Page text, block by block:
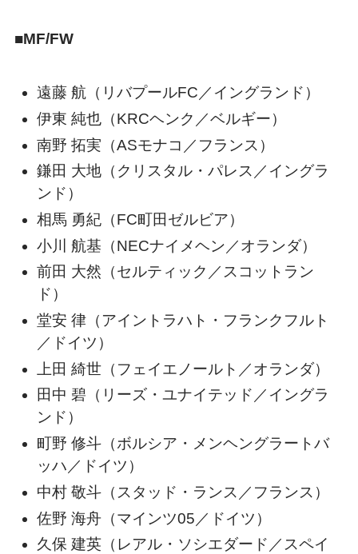
■MF/FW
遠藤 航（リバプールFC／イングランド）
伊東 純也（KRCヘンク／ベルギー）
南野 拓実（ASモナコ／フランス）
鎌田 大地（クリスタル・パレス／イングラ
ンド）
相馬 勇紀（FC町田ゼルビア）
小川 航基（NECナイメヘン／オランダ）
前田 大然（セルティック／スコットラン
ド）
堂安 律（アイントラハト・フランクフルト
／ドイツ）
上田 綺世（フェイエノールト／オランダ）
田中 碧（リーズ・ユナイテッド／イングラ
ンド）
町野 修斗（ボルシア・メンヘングラートバ
ッハ／ドイツ）
中村 敬斗（スタッド・ランス／フランス）
佐野 海舟（マインツ05／ドイツ）
久保 建英（レアル・ソシエダード／スペイ